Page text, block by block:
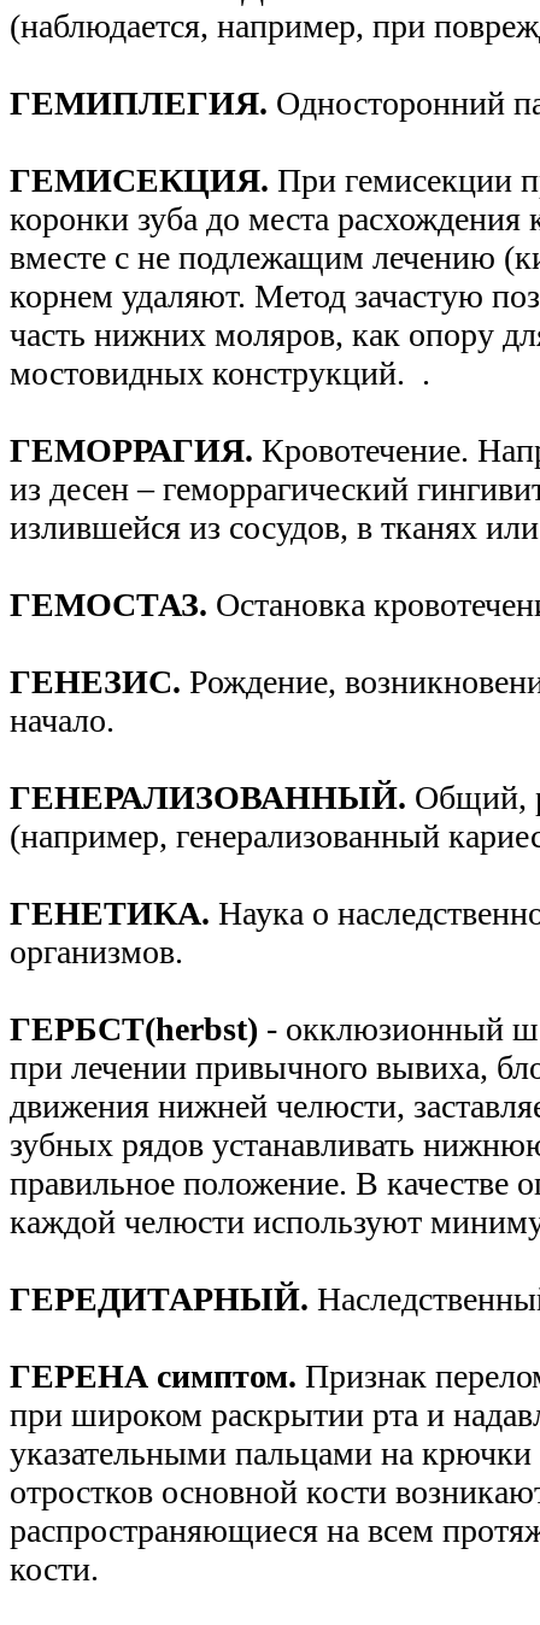
(наблюдается, например, при
ГЕМИПЛЕГИЯ. Односторонний
ГЕМИСЕКЦИЯ. При гемисекции
коронки зуба до места расхождения
вместе с не подлежащим лечению
корнем удаляют. Метод зачастую
часть нижних моляров, как опору
мостовидных конструкций. .
ГЕМОРРАГИЯ. Кровотечение.
из десен – геморрагический
излившейся из сосудов, в тканях
ГЕМОСТАЗ. Остановка
ГЕНЕЗИС. Рождение,
начало.
ГЕНЕРАЛИЗОВАННЫЙ. Общий,
(например, генерализованный
ГЕНЕТИКА. Наука о
организмов.
ГЕРБСТ(herbst) - окклюзионный
при лечении привычного вывиха,
движения нижней челюсти,
зубных рядов устанавливать
правильное положение. В качестве
каждой челюсти используют
ГЕРЕДИТАРНЫЙ.
ГЕРЕНА симптом. Признак
при широком раскрытии рта и
указательными пальцами на
отростков основной кости
распространяющиеся на всем
кости.